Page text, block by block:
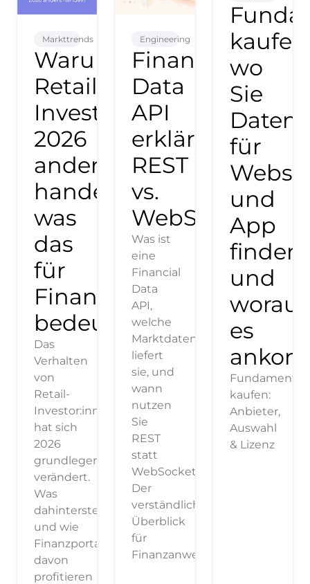
Markttrends
Warum
Retail-
Investor:innen
2026
anders
handeln:
was
das
für
Finanzportale
bedeutet
Das
Verhalten
von
Retail-
Investor:innen
hat sich
2026
grundlegend
verändert.
Was
dahintersteckt
und wie
Finanzportale
davon
profitieren
Engineering
Financial
Data
API
erklärt:
REST
vs.
WebSocket
Was ist
eine
Financial
Data
API,
welche
Marktdaten
liefert
sie, und
wann
nutzen
Sie
REST
statt
WebSocket?
Der
verständliche
Überblick
für
Finanzanwendungen.
wo
Sie
Daten
für
und
App
finden
und
worauf
es
kaufen:
Anbieter,
Auswahl
& Lizenz